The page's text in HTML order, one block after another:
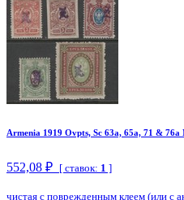
Armenia 1919 Ovpts, Sc 63a, 65a, 71 &
552,08 ₽ [ ставок: 1 ]
чистая с поврежденным клеем (или с